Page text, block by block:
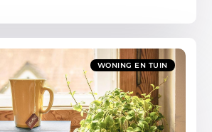
WONING EN TUIN